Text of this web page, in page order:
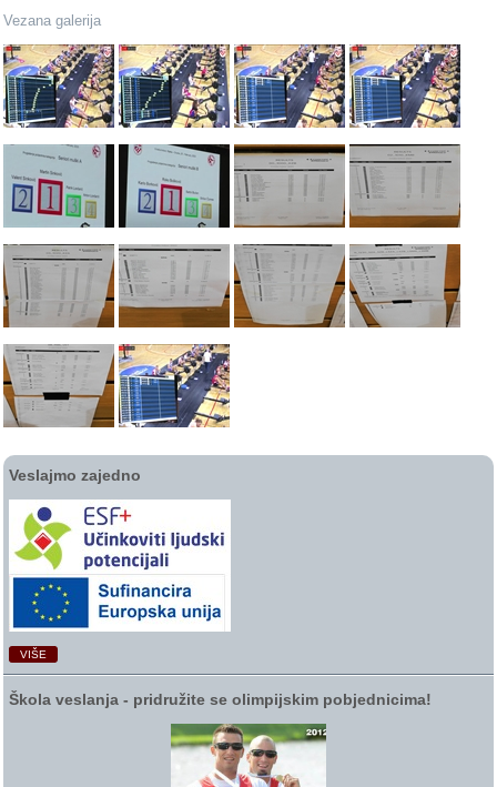
Vezana galerija
Veslajmo zajedno
VIŠE
Škola veslanja ‑ pridružite se olimpijskim pobjednicima!